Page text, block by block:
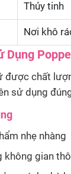
Thủy tinh
Nơi khô
Dụng
được chất
sử dụng
nhẹ nhàng
không gian